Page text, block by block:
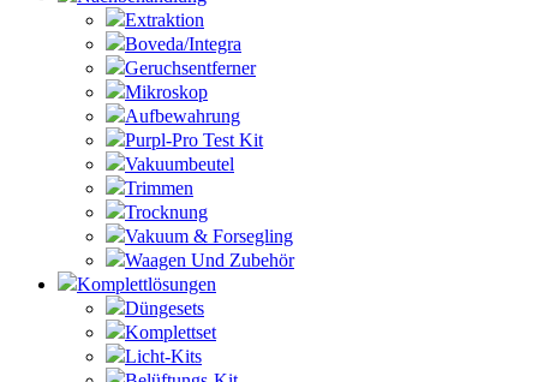
Extraktion
Boveda/Integra
Geruchsentferner
Mikroskop
Aufbewahrung
Purpl-Pro Test Kit
Vakuumbeutel
Trimmen
Trocknung
Vakuum & Forsegling
Waagen Und Zubehör
Komplettlösungen
Düngesets
Komplettset
Licht-Kits